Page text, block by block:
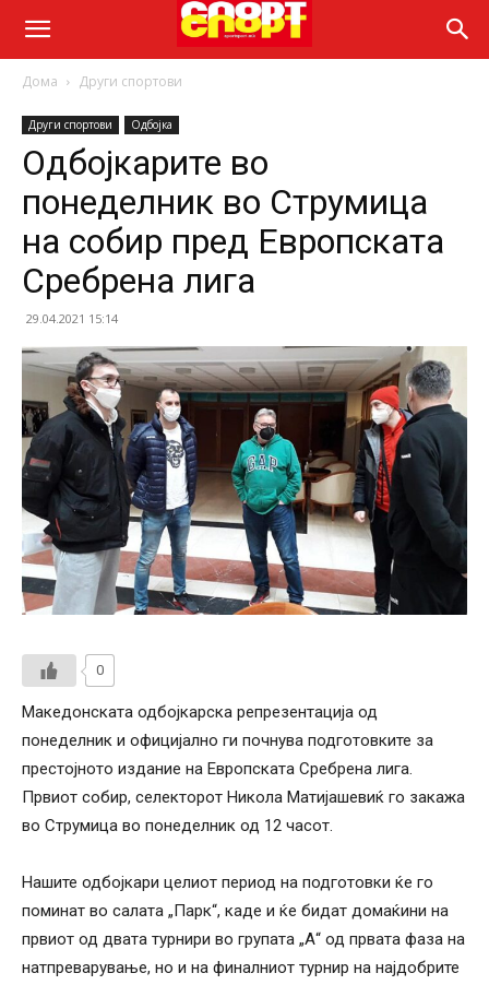
Дома Други спортови
Други спортови Одбојка
Одбојкарите во
понеделник во Струмица
на собир пред Европската
Сребрена лига
29.04.2021 15:14
0
Македонската одбојкарска репрезентација од
понеделник и официјално ги почнува подготовките за
престојното издание на Европската Сребрена лига.
Првиот собир, селекторот Никола Матијашевиќ го закажа
во Струмица во понеделник од 12 часот.
Нашите одбојкари целиот период на подготовки ќе го
поминат во салата „Парк“, каде и ќе бидат домаќини на
првиот од двата турнири во групата „А“ од првата фаза на
натпреварување, но и на финалниот турнир на најдобрите